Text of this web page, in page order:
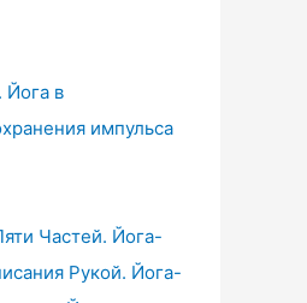
Йога в
импульса
Частей. Йога-
Рукой. Йога-